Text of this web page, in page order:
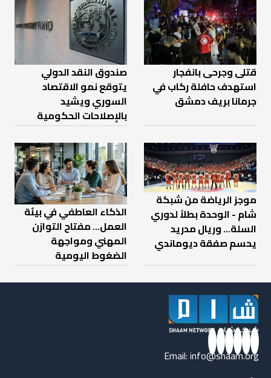
قتلى وجرحى بانفجار
استهدف حافلة ركاب في
جرمانا بريف دمشق
صندوق النقد الدولي
يتوقع نمو الاقتصاد
السوري ويشيد
بالإصلاحات الحكومية
موجز الرياضة من شبكة
شام - الوحدة بطلاً لدوري
السلة... وريال مدريد
يحسم صفقة ديوماندي
الذكاء العاطفي في بيئة
العمل… مفتاح التوازن
المهني ومواجهة
الضغوط اليومية
Email:info@shaam.org